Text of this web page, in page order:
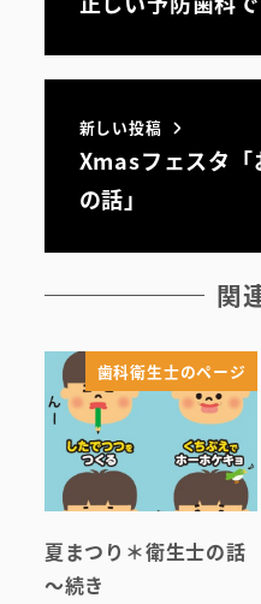
新しい投稿
Xmasフェスタ「
の話」
関
歯科衛生士のページ
夏まつり＊衛生士の話
～続き